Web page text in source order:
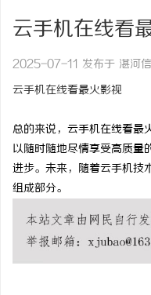
云手机在线看
2025-07-11 发布于 湛河
云手机在线看最火影视
总的来说，云手机在线看最
以随时随地尽情享受高质量
进步。未来，随着云手机技
组成部分。